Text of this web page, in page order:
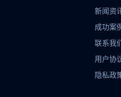
新闻资
成功案
联系我
用户协
隐私政